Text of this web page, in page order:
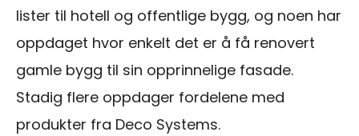
lister til hotell og offentlige bygg, og noen har
oppdaget hvor enkelt det er å få renovert
gamle bygg til sin opprinnelige fasade.
Stadig flere oppdager fordelene med
produkter fra Deco Systems.